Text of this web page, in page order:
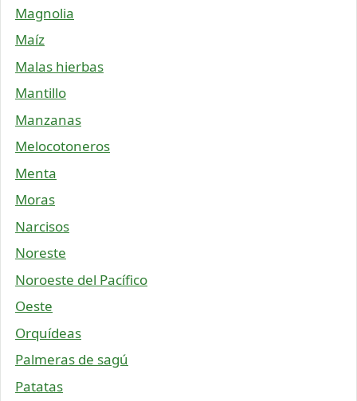
Magnolia
Maíz
Malas hierbas
Mantillo
Manzanas
Melocotoneros
Menta
Moras
Narcisos
Noreste
Noroeste del Pacífico
Oeste
Orquídeas
Palmeras de sagú
Patatas